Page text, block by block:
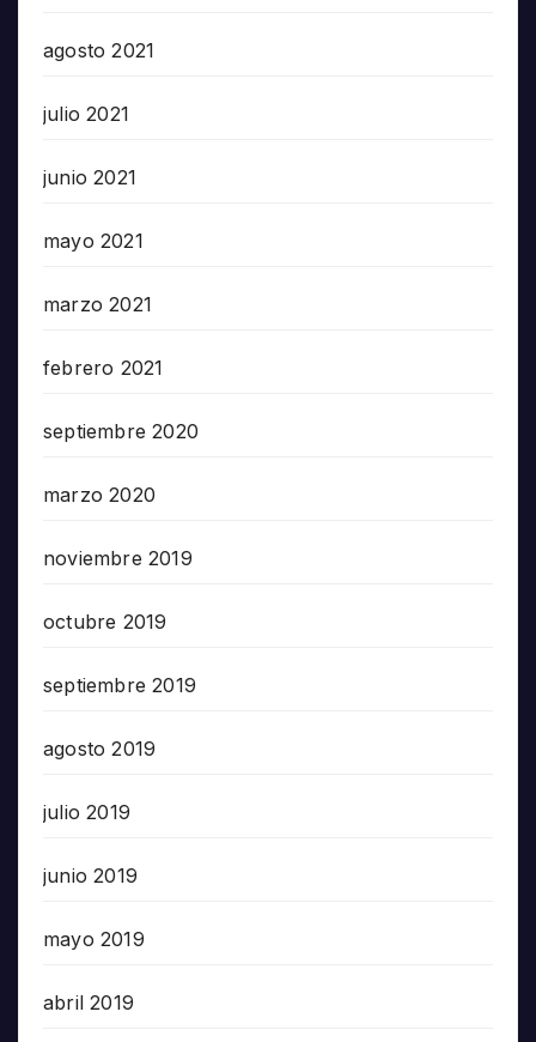
agosto 2021
julio 2021
junio 2021
mayo 2021
marzo 2021
febrero 2021
septiembre 2020
marzo 2020
noviembre 2019
octubre 2019
septiembre 2019
agosto 2019
julio 2019
junio 2019
mayo 2019
abril 2019